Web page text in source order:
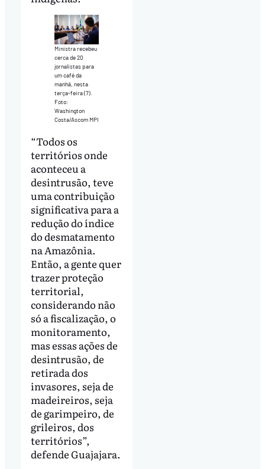
Ministra recebeu
cerca de 20
jornalistas para
um café da
manhã, nesta
terça-feira (7).
Foto:
Washington
Costa/Ascom MPI
“Todos os
territórios onde
aconteceu a
desintrusão, teve
uma contribuição
significativa para a
redução do índice
do desmatamento
na Amazônia.
Então, a gente quer
trazer proteção
territorial,
considerando não
só a fiscalização, o
monitoramento,
mas essas ações de
desintrusão, de
retirada dos
invasores, seja de
madeireiros, seja
de garimpeiro, de
grileiros, dos
territórios”,
defende Guajajara.